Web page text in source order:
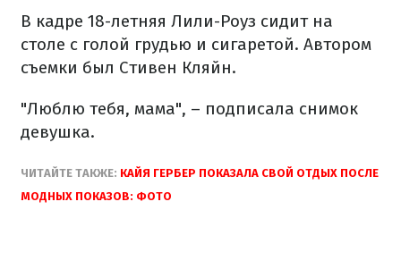
В кадре 18-летняя Лили-Роуз сидит на
столе с голой грудью и сигаретой. Автором
съемки был Стивен Кляйн.
"Люблю тебя, мама", – подписала снимок
девушка.
ЧИТАЙТЕ ТАКЖЕ: КАЙЯ ГЕРБЕР ПОКАЗАЛА СВОЙ ОТДЫХ ПОСЛЕ
МОДНЫХ ПОКАЗОВ: ФОТО